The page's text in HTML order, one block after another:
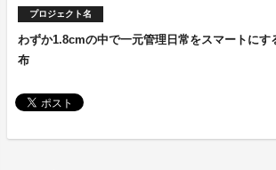
プロジェクト名
わずか1.8cmの中で一元管理日常をスマートにす
布